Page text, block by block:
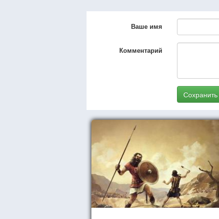
Ваше имя
Комментарий
Сохранить